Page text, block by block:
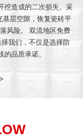
挖造成的二次损失。采
基层空隙，恢复瓷砖平
风险。 双流地区免费
我们，不仅是选择防
品质承诺。